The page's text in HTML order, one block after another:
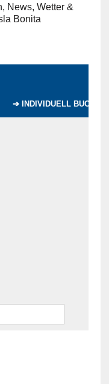
News, Wetter &
Bonita
➔ INDIVIDUELL BUCHEN